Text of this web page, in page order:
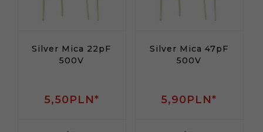
Silver Mica 22pF
500V
5,50PLN*
Silver Mica 47pF
500V
5,90PLN*